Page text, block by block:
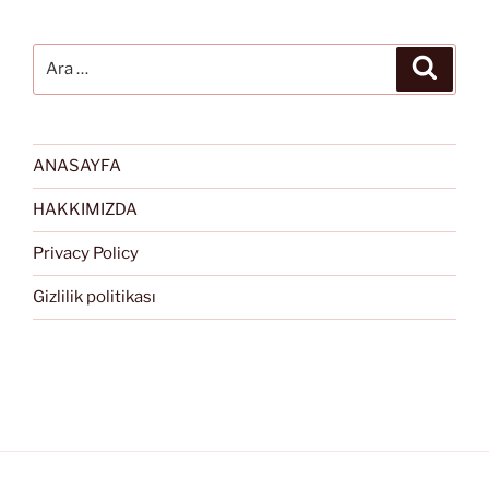
ANASAYFA
HAKKIMIZDA
Privacy Policy
Gizlilik politikası